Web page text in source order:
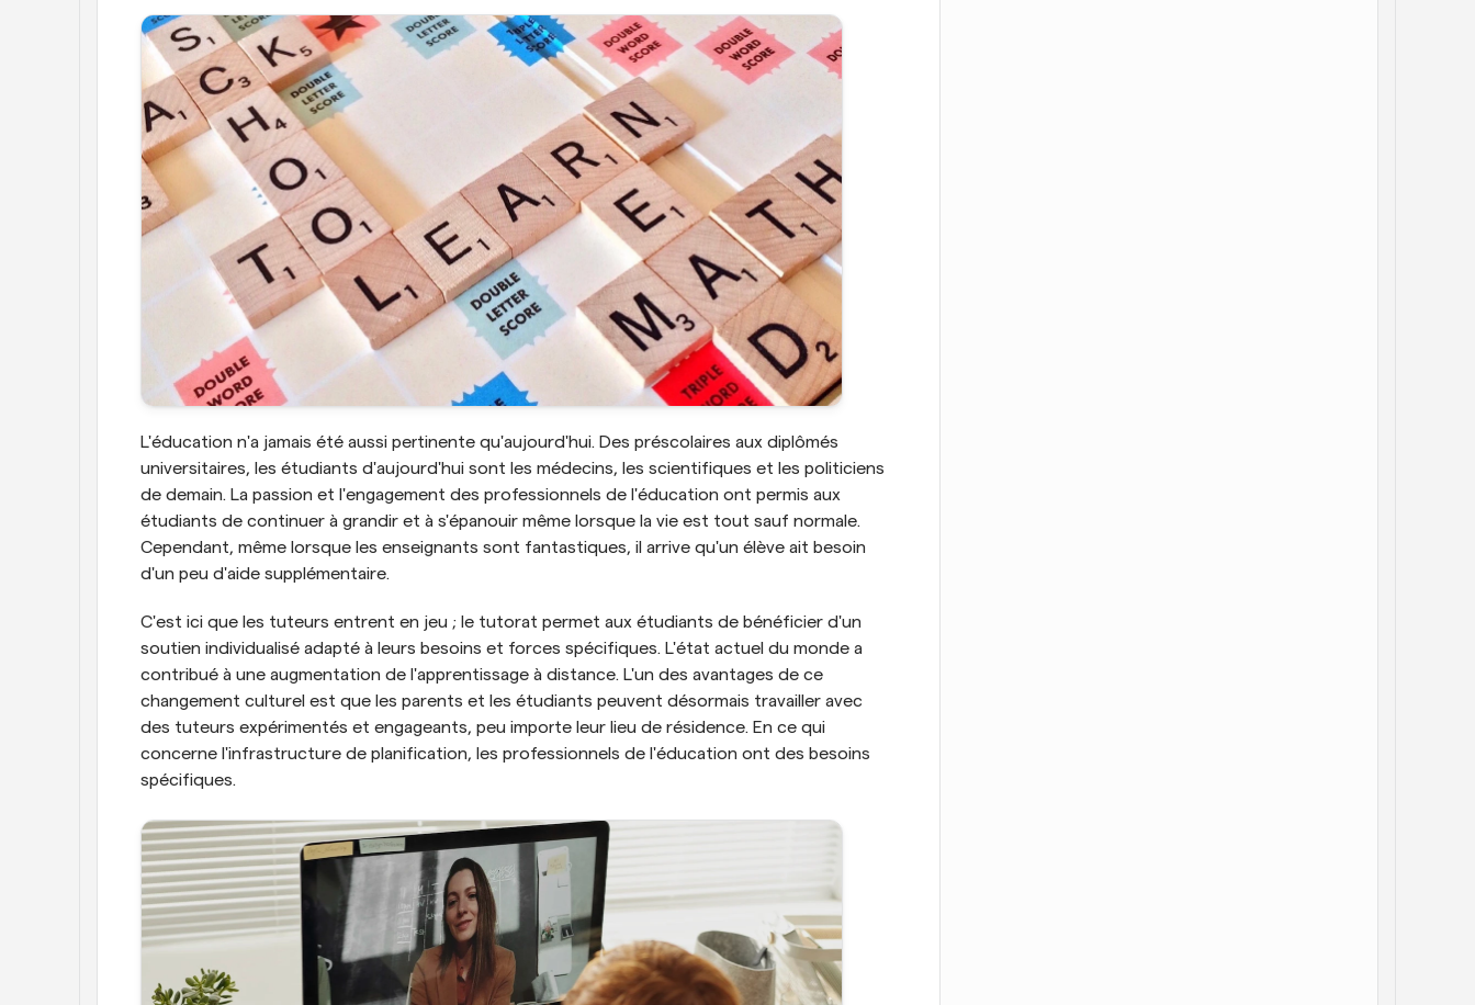
L'éducation n'a jamais été aussi pertinente qu'aujourd'hui. Des préscolaires aux diplômés
universitaires, les étudiants d'aujourd'hui sont les médecins, les scientifiques et les politiciens
de demain. La passion et l'engagement des professionnels de l'éducation ont permis aux
étudiants de continuer à grandir et à s'épanouir même lorsque la vie est tout sauf normale.
Cependant, même lorsque les enseignants sont fantastiques, il arrive qu'un élève ait besoin
d'un peu d'aide supplémentaire.
C'est ici que les tuteurs entrent en jeu ; le tutorat permet aux étudiants de bénéficier d'un
soutien individualisé adapté à leurs besoins et forces spécifiques. L'état actuel du monde a
contribué à une augmentation de l'apprentissage à distance. L'un des avantages de ce
changement culturel est que les parents et les étudiants peuvent désormais travailler avec
des tuteurs expérimentés et engageants, peu importe leur lieu de résidence. En ce qui
concerne l'infrastructure de planification, les professionnels de l'éducation ont des besoins
spécifiques.